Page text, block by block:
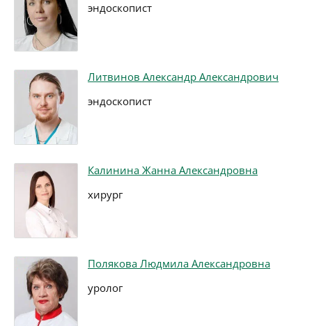
эндоскопист
Литвинов Александр Александрович
эндоскопист
Калинина Жанна Александровна
хирург
Полякова Людмила Александровна
уролог